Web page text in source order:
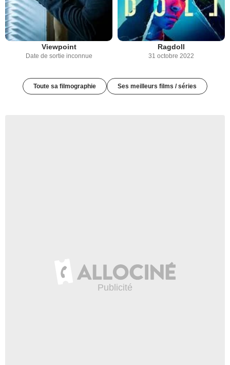
Viewpoint
Date de sortie inconnue
Ragdoll
31 octobre 2022
Toute sa filmographie Ses meilleurs films / séries